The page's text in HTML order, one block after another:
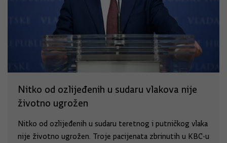
Nitko od ozlijeđenih u sudaru vlakova nije
životno ugrožen
Nitko od ozlijeđenih u sudaru teretnog i putničkog vlaka
nije životno ugrožen. Troje pacijenata zbrinutih u KBC-u